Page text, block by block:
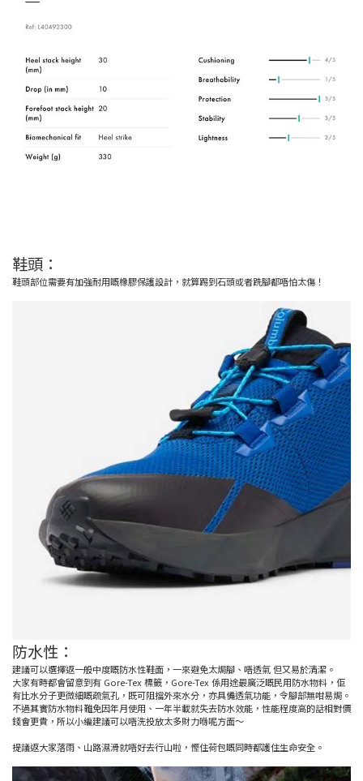
鞋頭：
鞋頭部位需要有加強耐用嘅橡膠保護設計，就算踢到石頭或者跣腳都唔怕太傷！
防水性：
建議可以選擇返一般中度嘅防水性鞋面，一來避免太焗腳、唔透氣 但又易於清潔。
大家有時都會留意到有 Gore-Tex 標籤，Gore-Tex 係用途最廣泛嘅民用防水物料，佢
有比水分子更微細嘅疏氣孔，既可阻擋外來水分，亦具備透氣功能，令腳部無咁易焗。
不過其實防水物料難免因年月使用、一年半載就失去防水效能，性能程度高的話相對價
錢會更貴，所以小編建議可以唔洗投放太多財力喺呢方面～
提議返大家落雨、山路濕滑就唔好去行山啦，慳住荷包嘅同時都護住生命安全。